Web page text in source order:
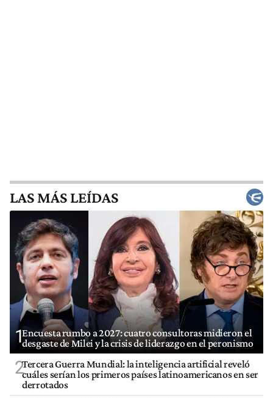
LAS MÁS LEÍDAS
1Encuesta rumbo a 2027: cuatro consultoras midieron el
desgaste de Milei y la crisis de liderazgo en el peronismo
2Tercera Guerra Mundial: la inteligencia artificial reveló
cuáles serían los primeros países latinoamericanos en ser
derrotados